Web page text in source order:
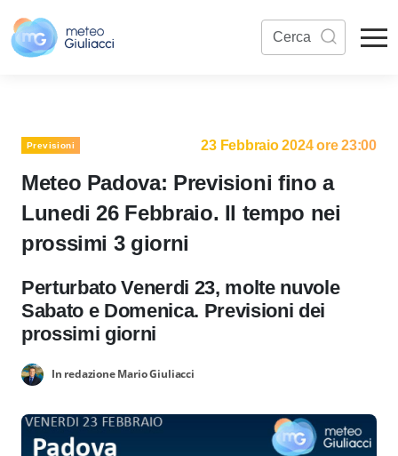
Previsioni 23 Febbraio 2024 ore 23:00
Meteo Padova: Previsioni fino a
Lunedi 26 Febbraio. Il tempo nei
prossimi 3 giorni
Perturbato Venerdi 23, molte nuvole
Sabato e Domenica. Previsioni dei
prossimi giorni
In redazione Mario Giuliacci